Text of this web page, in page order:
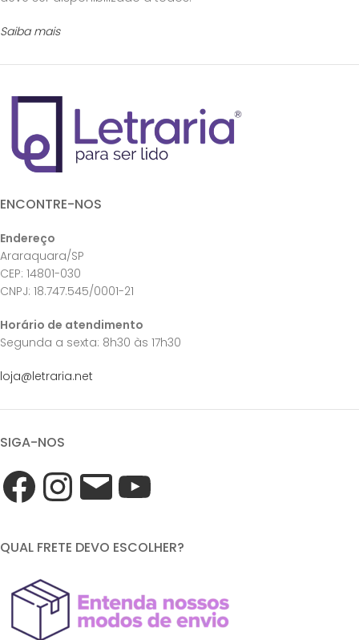
Saiba mais
ENCONTRE-NOS
Endereço
Araraquara/SP
CEP: 14801-030
CNPJ: 18.747.545/0001-21
Horário de atendimento
Segunda a sexta: 8h30 às 17h30
loja@letraria.net
SIGA-NOS
QUAL FRETE DEVO ESCOLHER?